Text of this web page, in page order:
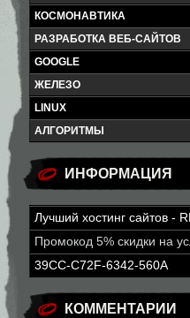
КОСМОНАВТИКА
РАЗРАБОТКА ВЕБ-САЙТОВ
GOOGLE
ЖЕЛЕЗО
LINUX
АЛГОРИТМЫ
ИНФОРМАЦИЯ
Лучший хостинг сайтов -
Промокод 5% скидки на
39CC-C72F-6342-560A
КОММЕНТАРИИ